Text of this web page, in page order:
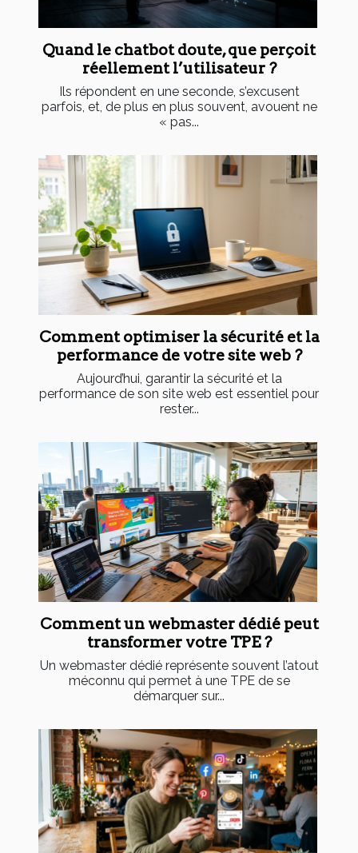
Quand le chatbot doute, que perçoit
réellement l’utilisateur ?
Ils répondent en une seconde, s’excusent
parfois, et, de plus en plus souvent, avouent ne
« pas...
Comment optimiser la sécurité et la
performance de votre site web ?
Aujourd’hui, garantir la sécurité et la
performance de son site web est essentiel pour
rester...
Comment un webmaster dédié peut
transformer votre TPE ?
Un webmaster dédié représente souvent l’atout
méconnu qui permet à une TPE de se
démarquer sur...